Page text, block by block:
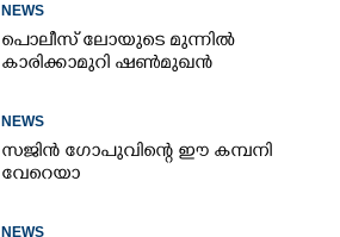
NEWS
പൊലീസ് ലോയുടെ മുന്നിൽ
കാരിക്കാമുറി ഷൺമുഖൻ
NEWS
സജിൻ ഗോപുവിന്റെ ഈ കമ്പനി
വേറെയാ
NEWS